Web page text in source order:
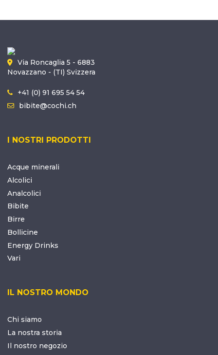
Via Roncaglia 5 - 6883
Novazzano - (TI) Svizzera
+41 (0) 91 695 54 54
bibite@cochi.ch
I NOSTRI PRODOTTI
Acque minerali
Alcolici
Analcolici
Bibite
Birre
Bollicine
Energy Drinks
Vari
IL NOSTRO MONDO
Chi siamo
La nostra storia
Il nostro negozio